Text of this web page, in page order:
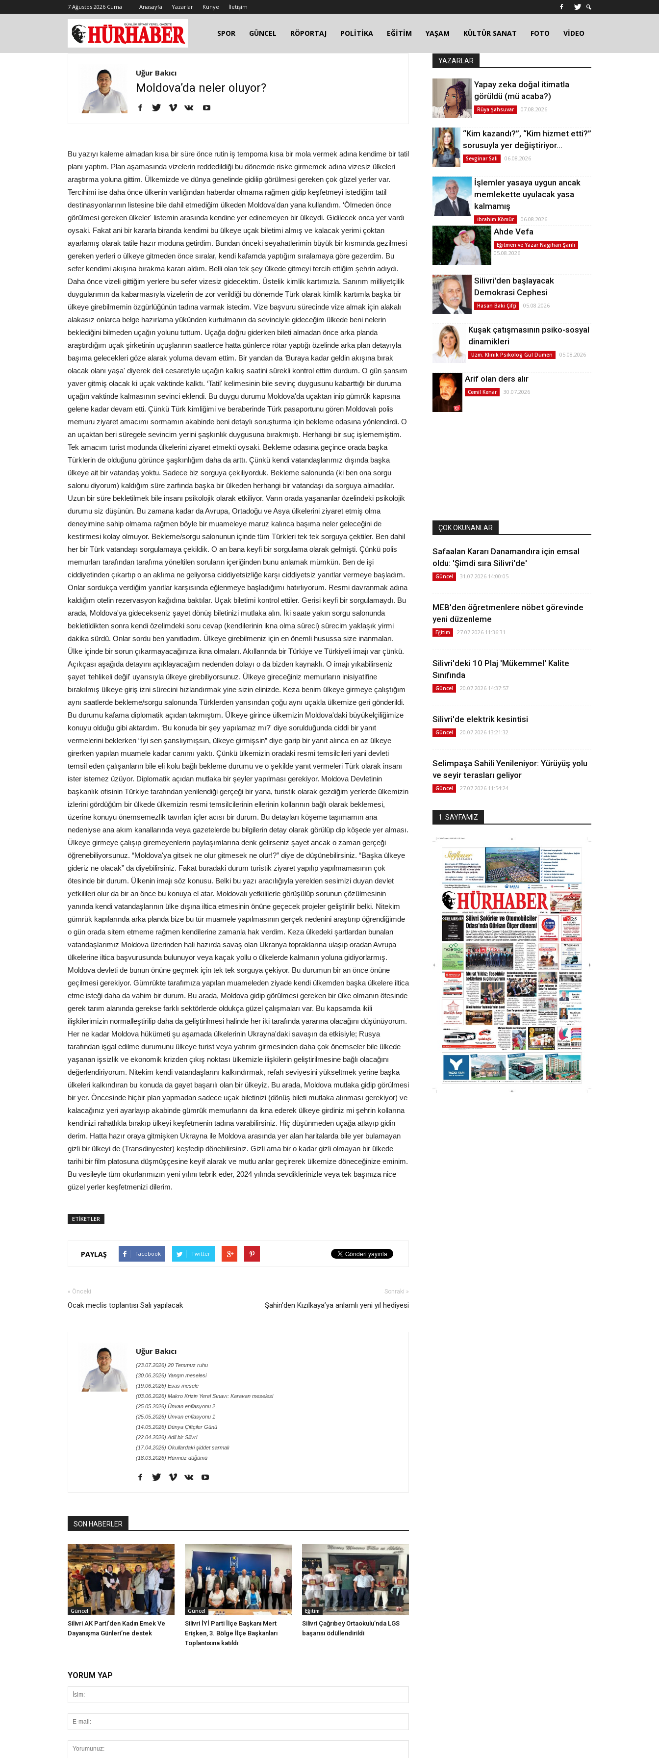
7 Ağustos 2026 Cuma Anasayfa Yazarlar Künye İletişim
SPOR GÜNCEL RÖPORTAJ POLİTİKA EĞİTİM YAŞAM KÜLTÜR SANAT FOTO VİDEO
Uğur Bakıcı
Moldova’da neler oluyor?
Bu yazıyı kaleme almadan kısa bir süre önce rutin iş tempoma kısa bir mola vermek adına kendime bir tatil
planı yaptım. Plan aşamasında vizelerin reddedildiği bu dönemde riske girmemek adına vizesiz ülkeleri
araştırma yoluna gittim. Ülkemizde ve dünya genelinde gidilip görülmesi gereken çok güzel yerler var.
Tercihimi ise daha önce ülkenin varlığından haberdar olmama rağmen gidip keşfetmeyi istediğim tatil
destinasyonlarının listesine bile dahil etmediğim ülkeden Moldova'dan yana kullandım. ‘Ölmeden önce
görülmesi gereken ülkeler' listemin arasında kendine yer edinemeyen bir ülkeydi. Gidilecek onca yer vardı
oysaki. Fakat ani bir kararla biranda kendimi bu ülkeye uçak biletimi almış ve kalacak yerimi çoktan
ayarlamış olarak tatile hazır moduna getirdim. Bundan önceki seyahatlerimin büyük bir kısmında gezilmesi
gereken yerleri o ülkeye gitmeden önce sıralar, kendi kafamda yaptığım sıralamaya göre gezerdim. Bu
sefer kendimi akışına bırakma kararı aldım. Belli olan tek şey ülkede gitmeyi tercih ettiğim şehrin adıydı.
Daha önce vizeli gittiğim yerlere bu sefer vizesiz gidecektim. Üstelik kimlik kartımızla. Sanırım milliyetçilik
duygularımın da kabarmasıyla vizelerin de zor verildiği bu dönemde Türk olarak kimlik kartımla başka bir
ülkeye girebilmemin özgürlüğünün tadına varmak istedim. Vize başvuru sürecinde vize almak için alakalı
alakasız onlarca belge hazırlama yükünden kurtulmanın da sevinciyle gideceğim ülkede beni nelerin
beklediğini bilmeden uçağın yolunu tuttum. Uçağa doğru giderken bileti almadan önce arka planda
araştırdığım uçak şirketinin uçuşlarının saatlerce hatta günlerce rötar yaptığı özelinde arka plan detayıyla
başıma gelecekleri göze alarak yoluma devam ettim. Bir yandan da ‘Buraya kadar geldin akışına bırak
olacak olanı yaşa' diyerek deli cesaretiyle uçağın kalkış saatini sürekli kontrol ettim durdum. O gün şansım
yaver gitmiş olacak ki uçak vaktinde kalktı. ‘Tatil' kelimesinin bile sevinç duygusunu kabarttığı bir duruma
uçağın vaktinde kalmasının sevinci eklendi. Bu duygu durumu Moldova'da uçaktan inip gümrük kapısına
gelene kadar devam etti. Çünkü Türk kimliğimi ve beraberinde Türk pasaportunu gören Moldovalı polis
memuru ziyaret amacımı sormamın akabinde beni detaylı soruşturma için bekleme odasına yönlendirdi. O
an uçaktan beri süregele sevincim yerini şaşkınlık duygusuna bırakmıştı. Herhangi bir suç işlememiştim.
Tek amacım turist modunda ülkelerini ziyaret etmekti oysaki. Bekleme odasına geçince orada başka
Türklerin de olduğunu görünce şaşkınlığım daha da arttı. Çünkü kendi vatandaşlarımız dışında başka
ülkeye ait bir vatandaş yoktu. Sadece biz sorguya çekiliyorduk. Bekleme salonunda (ki ben ona sorgu
salonu diyorum) kaldığım süre zarfında başka bir ülkeden herhangi bir vatandaşı da sorguya almadılar.
Uzun bir süre bekletilmek bile insanı psikolojik olarak etkiliyor. Varın orada yaşananlar özelindeki psikolojik
durumu siz düşünün. Bu zamana kadar da Avrupa, Ortadoğu ve Asya ülkelerini ziyaret etmiş olma
deneyimine sahip olmama rağmen böyle bir muameleye maruz kalınca başıma neler geleceğini de
kestirmesi kolay olmuyor. Bekleme/sorgu salonunun içinde tüm Türkleri tek tek sorguya çektiler. Ben dahil
her bir Türk vatandaşı sorgulamaya çekildik. O an bana keyfi bir sorgulama olarak gelmişti. Çünkü polis
memurları tarafından tarafıma yöneltilen soruların içeriğinden bunu anlamak mümkün. Ben de işi
ciddiyetinden çıkartıp o an aklıma ne geliyorsa ciddiyetsizliğe karşı ciddiyetsiz yanıtlar vermeye başladım.
Onlar sordukça verdiğim yanıtlar karşısında eğlenmeye başladığımı hatırlıyorum. Resmi davranmak adına
kaldığım otelin rezervasyon kağıdına baktılar. Uçak biletimi kontrol ettiler. Gerisi keyfi bir sorgulamaydı. Bu
arada, Moldova'ya gidecekseniz şayet dönüş biletinizi mutlaka alın. İki saate yakın sorgu salonunda
bekletildikten sonra kendi özelimdeki soru cevap (kendilerinin ikna olma süreci) sürecim yaklaşık yirmi
dakika sürdü. Onlar sordu ben yanıtladım. Ülkeye girebilmeniz için en önemli husussa size inanmaları.
Ülke içinde bir sorun çıkarmayacağınıza ikna olmaları. Akıllarında bir Türkiye ve Türkiyeli imajı var çünkü.
Açıkçası aşağıda detayını açıklayacağım nedenden dolayı o da bizden kaynaklı. O imajı yıkabilirseniz
şayet ‘tehlikeli değil' uyarısıyla ülkeye girebiliyorsunuz. Ülkeye gireceğiniz memurların inisiyatifine
bırakılmış ülkeye giriş izni sürecini hızlandırmak yine sizin elinizde. Keza benim ülkeye girmeye çalıştığım
aynı saatlerde bekleme/sorgu salonunda Türklerden yarısından çoğu aynı uçakla ülkemize geri gönderildi.
Bu durumu kafama diplomatik açıdan takmıştım. Ülkeye girince ülkemizin Moldova'daki büyükelçiliğimize
konuyu olduğu gibi aktardım. ‘Bu konuda bir şey yapılamaz mı?' diye sorulduğunda ciddi bir yanıt
vermelerini beklerken “İyi sen şanslıymışsın, ülkeye girmişsin” diye garip bir yanıt alınca en az ülkeye
girerken yapılan muamele kadar canımı yaktı. Çünkü ülkemizin oradaki resmi temsilcileri yani devleti
temsil eden çalışanların bile eli kolu bağlı bekleme durumu ve o şekilde yanıt vermeleri Türk olarak insanı
ister istemez üzüyor. Diplomatik açıdan mutlaka bir şeyler yapılması gerekiyor. Moldova Devletinin
başkanlık ofisinin Türkiye tarafından yenilendiği gerçeği bir yana, turistik olarak gezdiğim yerlerde ülkemizin
izlerini gördüğüm bir ülkede ülkemizin resmi temsilcilerinin ellerinin kollarının bağlı olarak beklemesi,
üzerine konuyu önemsemezlik tavırları içler acısı bir durum. Bu detayları köşeme taşımamın ana
nedeniyse ana akım kanallarında veya gazetelerde bu bilgilerin detay olarak görülüp dip köşede yer alması.
Ülkeye girmeye çalışıp giremeyenlerin paylaşımlarına denk gelirseniz şayet ancak o zaman gerçeği
öğrenebiliyorsunuz. “Moldova'ya gitsek ne olur gitmesek ne olur!?” diye de düşünebilirsiniz. “Başka ülkeye
gideriz ne olacak” da diyebilirsiniz. Fakat buradaki durum turistik ziyaret yapılıp yapılmamasının çok
ötesinde bir durum. Ülkenin imajı söz konusu. Belki bu yazı aracılığıyla yerelden sesimizi duyan devlet
yetkilileri olur da bir an önce bu konuya el atar. Moldovalı yetkililerle görüşülüp sorunun çözülmesinin
yanında kendi vatandaşlarının ülke dışına iltica etmesinin önüne geçecek projeler geliştirilir belki. Nitekim
gümrük kapılarında arka planda bize bu tür muamele yapılmasının gerçek nedenini araştırıp öğrendiğimde
o gün orada sitem etmeme rağmen kendilerine zamanla hak verdim. Keza ülkedeki şartlardan bunalan
vatandaşlarımız Moldova üzerinden hali hazırda savaş olan Ukranya topraklarına ulaşıp oradan Avrupa
ülkelerine iltica başvurusunda bulunuyor veya kaçak yollu o ülkelerde kalmanın yoluna gidiyorlarmış.
Moldova devleti de bunun önüne geçmek için tek tek sorguya çekiyor. Bu durumun bir an önce önüne
geçilmesi gerekiyor. Gümrükte tarafımıza yapılan muameleden ziyade kendi ülkemden başka ülkelere iltica
etme isteği daha da vahim bir durum. Bu arada, Moldova gidip görülmesi gereken bir ülke olmanın ötesinde
gerek tarım alanında gerekse farklı sektörlerde oldukça güzel çalışmaları var. Bu kapsamda ikili
ilişkilerimizin normalleştirilip daha da geliştirilmesi halinde her iki tarafında yararına olacağını düşünüyorum.
Her ne kadar Moldova hükümeti şu aşamada ülkelerinin Ukrayna'daki savaşın da etkisiyle; Rusya
tarafından işgal edilme durumunu ülkeye turist veya yatırım girmesinden daha çok önemseler bile ülkede
yaşanan işsizlik ve ekonomik krizden çıkış noktası ülkemizle ilişkilerin geliştirilmesine bağlı olacağını
değerlendiriyorum. Nitekim kendi vatandaşlarını kalkındırmak, refah seviyesini yükseltmek yerine başka
ülkeleri kalkındıran bu konuda da gayet başarılı olan bir ülkeyiz. Bu arada, Moldova mutlaka gidip görülmesi
bir yer. Öncesinde hiçbir plan yapmadan sadece uçak biletinizi (dönüş bileti mutlaka alınması gerekiyor) ve
kalacağınız yeri ayarlayıp akabinde gümrük memurlarını da ikna ederek ülkeye girdiniz mi şehrin kollarına
kendinizi rahatlıkla bırakıp ülkeyi keşfetmenin tadına varabilirsiniz. Hiç düşünmeden uçağa atlayıp gidin
derim. Hatta hazır oraya gitmişken Ukrayna ile Moldova arasında yer alan haritalarda bile yer bulamayan
gizli bir ülkeyi de (Transdinyester) keşfedip dönebilirsiniz. Gizli ama bir o kadar gizli olmayan bir ülkede
tarihi bir film platosuna düşmüşçesine keyif alarak ve mutlu anlar geçirerek ülkemize döneceğinize eminim.
Bu vesileyle tüm okurlarımızın yeni yılını tebrik eder, 2024 yılında sevdiklerinizle veya tek başınıza nice
güzel yerler keşfetmenizi dilerim.
ETİKETLER
PAYLAŞ Facebook Twitter
« Önceki
Ocak meclis toplantısı Salı yapılacak
Sonraki »
Şahin’den Kızılkaya’ya anlamlı yeni yıl hediyesi
Uğur Bakıcı
(23.07.2026) 20 Temmuz ruhu
(30.06.2026) Yangın meselesi
(19.06.2026) Esas mesele
(03.06.2026) Makro Krizin Yerel Sınavı: Karavan meselesi
(25.05.2026) Ünvan enflasyonu 2
(25.05.2026) Ünvan enflasyonu 1
(14.05.2026) Dünya Çiftçiler Günü
(22.04.2026) Adil bir Silivri
(17.04.2026) Okullardaki şiddet sarmalı
(18.03.2026) Hürmüz düğümü
SON HABERLER
Güncel
Silivri AK Parti’den Kadın Emek Ve
Dayanışma Günleri’ne destek
Güncel
Silivri İYİ Parti İlçe Başkanı Mert
Erişken, 3. Bölge İlçe Başkanları
Toplantısına katıldı
Eğitim
Silivri Çağrıbey Ortaokulu’nda LGS
başarısı ödüllendirildi
YORUM YAP
YAZARLAR
Yapay zeka doğal itimatla
görüldü (mü acaba?)
Rüya Şahsuvar 07.08.2026
“Kim kazandı?”, “Kim hizmet etti?”
sorusuyla yer değiştiriyor…
Sevginar Sali 06.08.2026
İşlemler yasaya uygun ancak
memlekette uyulacak yasa
kalmamış
İbrahim Kömür 06.08.2026
Ahde Vefa
Eğitmen ve Yazar Nagihan Şanlı
05.08.2026
Silivri'den başlayacak
Demokrasi Cephesi
Hasan Baki Çifçi 05.08.2026
Kuşak çatışmasının psiko-sosyal
dinamikleri
Uzm. Klinik Psikolog Gül Dümen 05.08.2026
Arif olan ders alır
Cemil Kenar 30.07.2026
ÇOK OKUNANLAR
Safaalan Kararı Danamandıra için emsal
oldu: 'Şimdi sıra Silivri'de'
Güncel 31.07.2026 14:00:05
MEB'den öğretmenlere nöbet görevinde
yeni düzenleme
Eğitim 27.07.2026 11:36:31
Silivri'deki 10 Plaj 'Mükemmel' Kalite
Sınıfında
Güncel 20.07.2026 14:37:57
Silivri'de elektrik kesintisi
Güncel 20.07.2026 13:21:32
Selimpaşa Sahili Yenileniyor: Yürüyüş yolu
ve seyir terasları geliyor
Güncel 27.07.2026 11:54:24
1. SAYFAMIZ